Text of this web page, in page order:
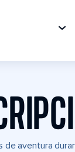
de aventura